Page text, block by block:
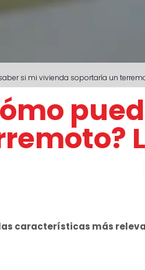
si mi vivienda soportaría un
características más